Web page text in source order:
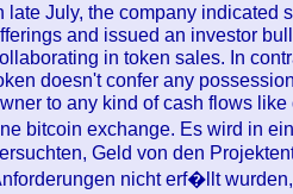
late July, the company indicated
and issued an investor
in token sales. In
doesn't confer any
to any kind of cash flows
bitcoin exchange. Es wird in
Geld von den
nicht erf�llt